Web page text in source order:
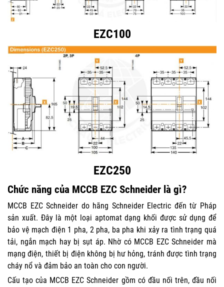
EZC100
EZC250
Chức năng của MCCB EZC Schneider là gì?
MCCB EZC Schneider do hãng Schneider Electric đến từ Pháp
sản xuất. Đây là một loại aptomat dạng khối được sử dụng để
bảo vệ mạch điện 1 pha, 2 pha, ba pha khi xảy ra tình trạng quá
tải, ngắn mạch hay bị sụt áp. Nhờ có MCCB EZC Schneider mà
mạng điện, thiết bị điện không bị hư hỏng, tránh được tình trạng
cháy nổ và đảm bảo an toàn cho con người.
Cấu tạo của MCCB EZC Schneider gồm có đầu nối trên, đầu nối